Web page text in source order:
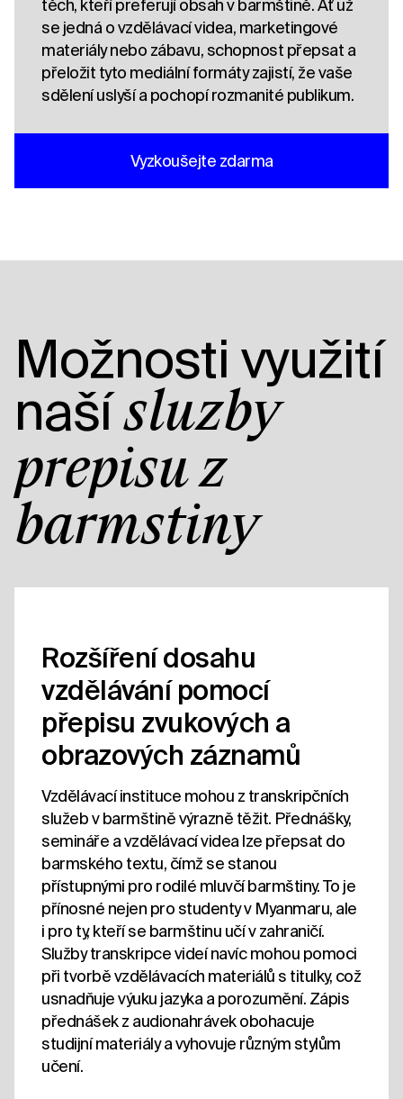
těch, kteří preferují obsah v barmštině. Ať už
se jedná o vzdělávací videa, marketingové
materiály nebo zábavu, schopnost přepsat a
přeložit tyto mediální formáty zajistí, že vaše
sdělení uslyší a pochopí rozmanité publikum.
Vyzkoušejte zdarma
Možnosti využití
našíslužby
přepisu z
barmštiny
Rozšíření dosahu
vzdělávání pomocí
přepisu zvukových a
obrazových záznamů
Vzdělávací instituce mohou z transkripčních
služeb v barmštině výrazně těžit. Přednášky,
semináře a vzdělávací videa lze přepsat do
barmského textu, čímž se stanou
přístupnými pro rodilé mluvčí barmštiny. To je
přínosné nejen pro studenty v Myanmaru, ale
i pro ty, kteří se barmštinu učí v zahraničí.
Služby transkripce videí navíc mohou pomoci
při tvorbě vzdělávacích materiálů s titulky, což
usnadňuje výuku jazyka a porozumění. Zápis
přednášek z audionahrávek obohacuje
studijní materiály a vyhovuje různým stylům
učení.